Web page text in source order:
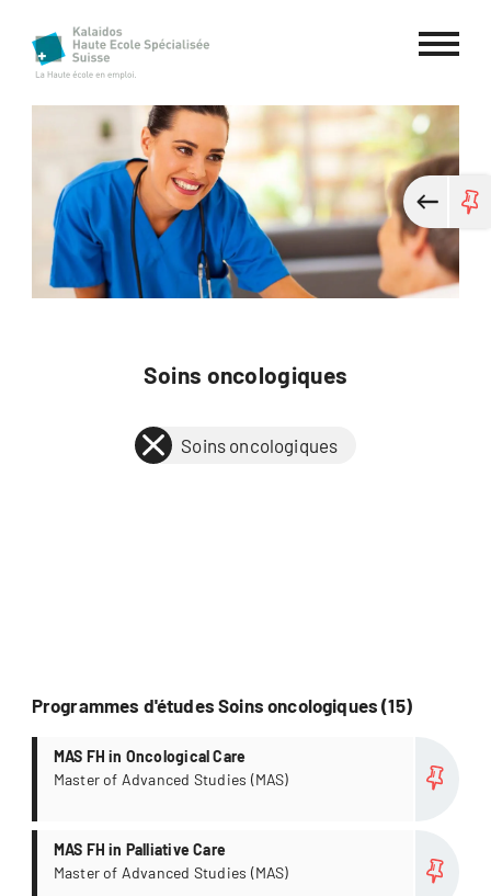
Haute école spécialisée Kalaidos
Soins oncologiques
Soins oncologiques
Programmes d'études Soins oncologiques (15)
MAS FH in Oncological Care
Master of Advanced Studies (MAS)
MAS FH in Palliative Care
Master of Advanced Studies (MAS)